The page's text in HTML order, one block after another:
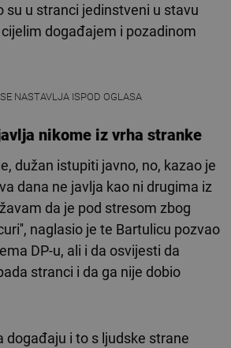
su u stranci jedinstveni u stavu
događajem i pozadinom
NASTAVLJA ISPOD OGLASA
nikome iz vrha stranke
dužan istupiti javno, no, kazao je
dana ne javlja kao ni drugima iz
da je pod stresom zbog
naglasio je te Bartulicu pozvao
DP-u, ali i da osvijesti da
stranci i da ga nije dobio
događaju i to s ljudske strane